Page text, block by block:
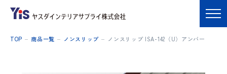
TOP 商品一覧 ノンスリップ ノンスリップ ISA-142（U）アンバー